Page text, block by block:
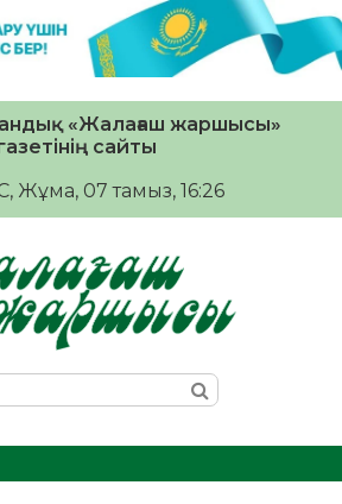
«Жалағаш жаршысы»
сайты
, Жұма, 07 тамыз, 16:26